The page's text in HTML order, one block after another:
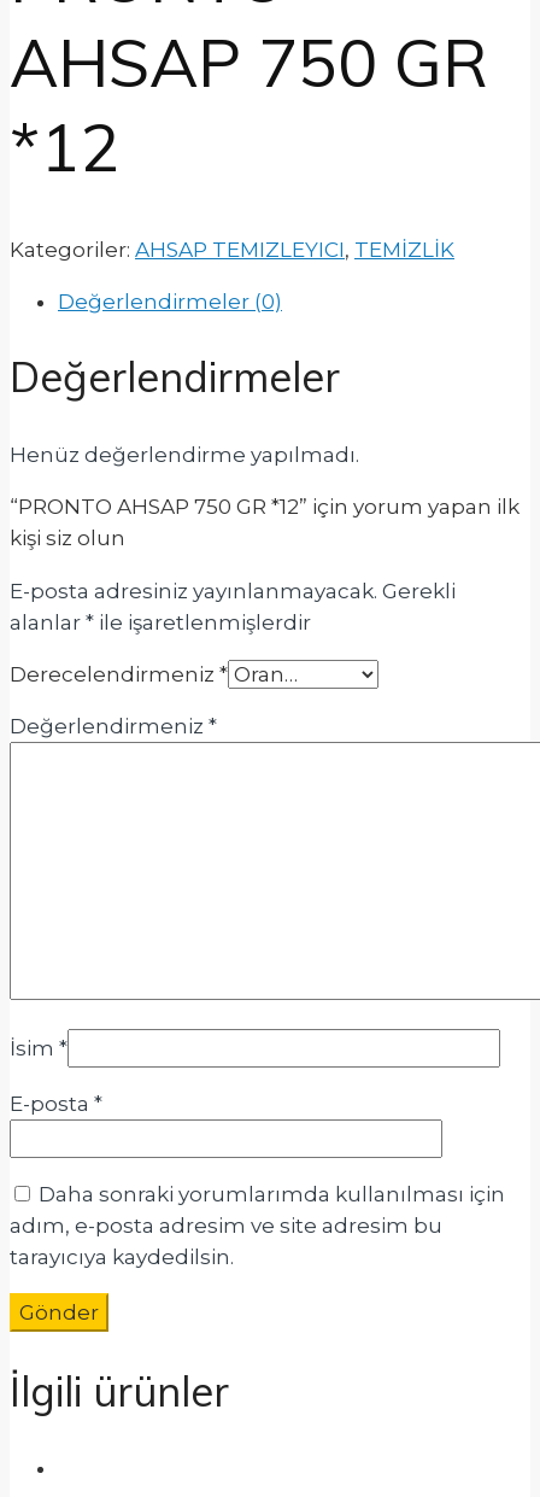
AHSAP 750 GR
*12
Kategoriler: AHSAP TEMIZLEYICI, TEMİZLİK
Değerlendirmeler (0)
Değerlendirmeler
Henüz değerlendirme yapılmadı.
“PRONTO AHSAP 750 GR *12” için yorum yapan ilk
kişi siz olun
E-posta adresiniz yayınlanmayacak. Gerekli
alanlar * ile işaretlenmişlerdir
Derecelendirmeniz *
Değerlendirmeniz *
İsim *
E-posta *
Daha sonraki yorumlarımda kullanılması için
adım, e-posta adresim ve site adresim bu
tarayıcıya kaydedilsin.
İlgili ürünler